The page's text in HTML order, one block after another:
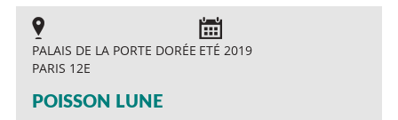
PALAIS DE LA PORTE DORÉE
PARIS 12E
ETÉ 2019
POISSON LUNE